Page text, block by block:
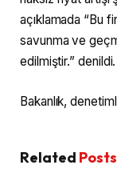
açıklamada “Bu
savunma ve
edilmiştir.” denildi.
Bakanlık,
Related Posts